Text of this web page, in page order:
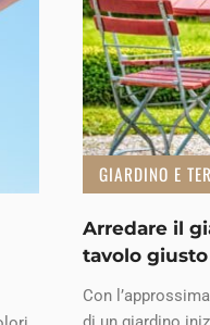
GIARDINO E
Arredare il
tavolo giusto
Con